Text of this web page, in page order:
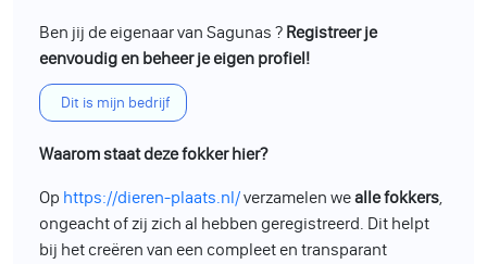
Ben jij de eigenaar van Sagunas ? Registreer je
eenvoudig en beheer je eigen profiel!
Dit is mijn bedrijf
Waarom staat deze fokker hier?
Op https://dieren-plaats.nl/verzamelen wealle fokkers,
ongeacht of zij zich al hebben geregistreerd. Dit helpt
bij het creëren van een compleet en transparant